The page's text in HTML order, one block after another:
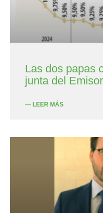
Las dos papas
junta del Emisor
— LEER MÁS